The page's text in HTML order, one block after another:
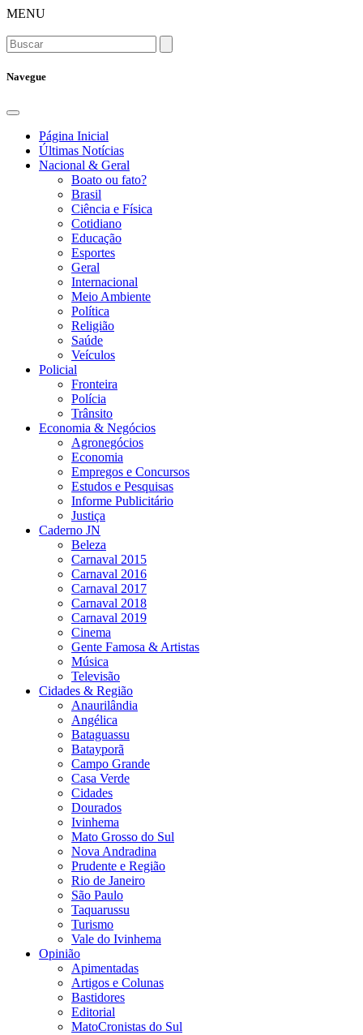
MENU
Navegue
Página Inicial
Últimas Notícias
Nacional & Geral
Boato ou fato?
Brasil
Ciência e Física
Cotidiano
Educação
Esportes
Geral
Internacional
Meio Ambiente
Política
Religião
Saúde
Veículos
Policial
Fronteira
Polícia
Trânsito
Economia & Negócios
Agronegócios
Economia
Empregos e Concursos
Estudos e Pesquisas
Informe Publicitário
Justiça
Caderno JN
Beleza
Carnaval 2015
Carnaval 2016
Carnaval 2017
Carnaval 2018
Carnaval 2019
Cinema
Gente Famosa & Artistas
Música
Televisão
Cidades & Região
Anaurilândia
Angélica
Bataguassu
Batayporã
Campo Grande
Casa Verde
Cidades
Dourados
Ivinhema
Mato Grosso do Sul
Nova Andradina
Prudente e Região
Rio de Janeiro
São Paulo
Taquarussu
Turismo
Vale do Ivinhema
Opinião
Apimentadas
Artigos e Colunas
Bastidores
Editorial
MatoCronistas do Sul